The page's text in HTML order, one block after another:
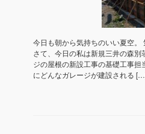
今日も朝から気持ちのいい夏空
さて、今日の私は新規三井の森
ジの屋根の新設工事の基礎工事担
にどんなガレージが建設される